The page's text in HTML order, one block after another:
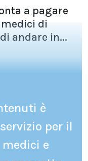
a pagare
di
andare in...
è
per il
e